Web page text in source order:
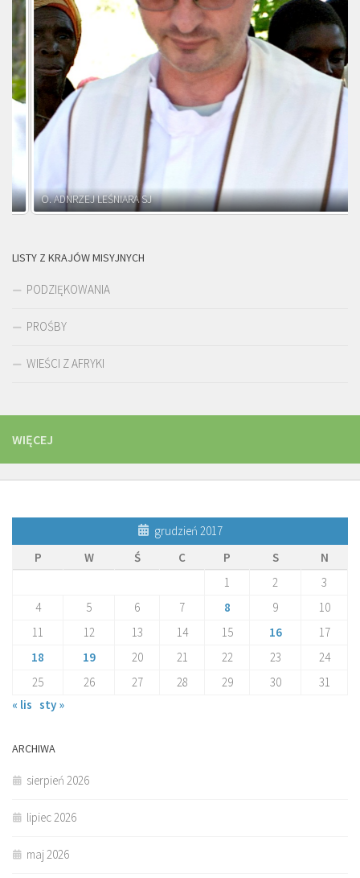
O. ADNRZEJ LEŚNIARA SJ
LISTY Z KRAJÓW MISYJNYCH
PODZIĘKOWANIA
PROŚBY
WIEŚCI Z AFRYKI
WIĘCEJ
grudzień 2017
P
W Ś C P S
N
1
2
3
4
5 6 7 8 9
10
11
12 13 14 15 16
17
18
19 20 21 22 23
24
25
26 27 28 29 30
31
« lis sty »
ARCHIWA
sierpień 2026
lipiec 2026
maj 2026